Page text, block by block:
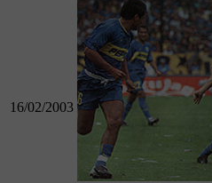
16/02/2003